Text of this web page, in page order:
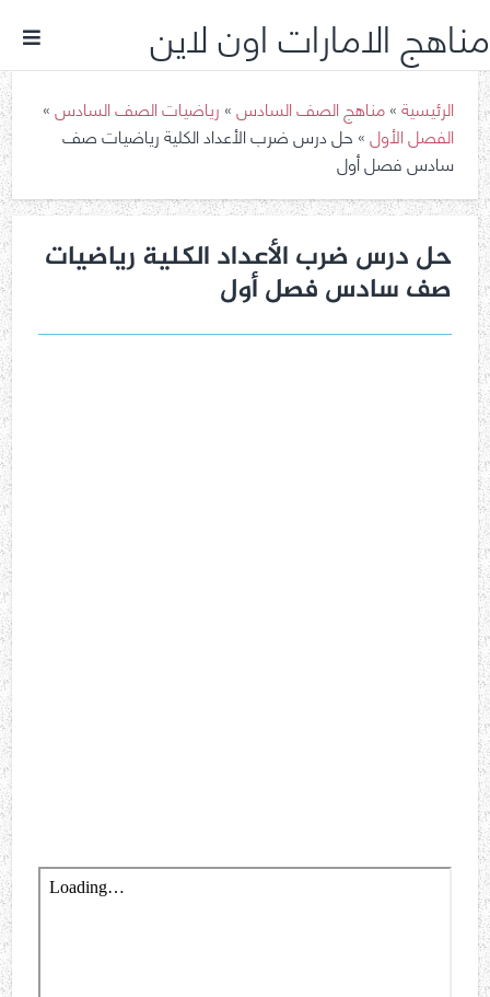
مناهج الامارات اون لاين
الرئيسية»مناهج الصف السادس»رياضيات الصف السادس»
الفصل الأول»حل درس ضرب الأعداد الكلية رياضيات صف
سادس فصل أول
حل درس ضرب الأعداد الكلية رياضيات
صف سادس فصل أول